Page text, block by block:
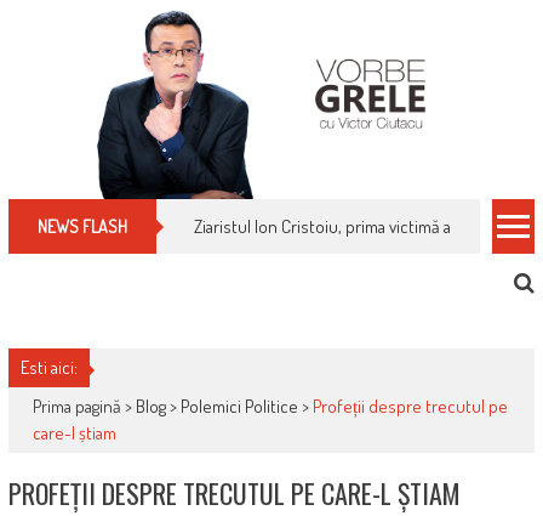
NEWS FLASH Ziaristul Ion Cristoiu, prima victimă a noi
Esti aici:
Prima pagină > Blog> Polemici Politice > Profeții despre trecutul pe
care-l știam
PROFEȚII DESPRE TRECUTUL PE CARE-L ȘTIAM